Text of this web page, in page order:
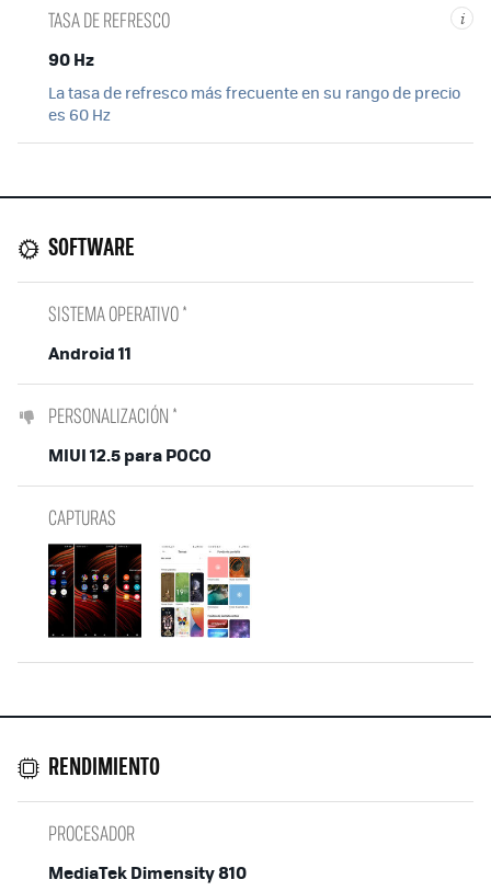
i
TASA DE REFRESCO
90 Hz
La tasa de refresco más frecuente en su rango de precio
es 60 Hz
SOFTWARE
SISTEMA OPERATIVO *
Android 11
PERSONALIZACIÓN *
MIUI 12.5 para POCO
CAPTURAS
RENDIMIENTO
PROCESADOR
MediaTek Dimensity 810